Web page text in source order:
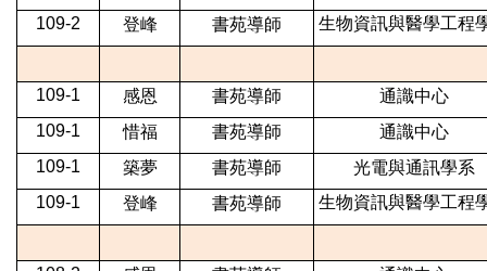
109-2
登峰 書苑導師 生物資訊與醫學工程
109-1 感恩 書苑導師
通識中心
109-1
惜福 書苑導師
通識中心
109-1
築夢 書苑導師
光電與通訊學系
109-1
登峰 書苑導師 生物資訊與醫學工程